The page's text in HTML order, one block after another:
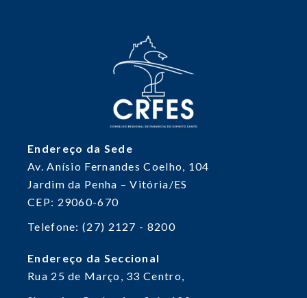
Endereço da Sede
Av. Anísio Fernandes Coelho, 104
Jardim da Penha – Vitória/ES
CEP: 29060-670
Telefone: (27) 2127 - 8200
Endereço da Seccional
Rua 25 de Março, 33Centro,